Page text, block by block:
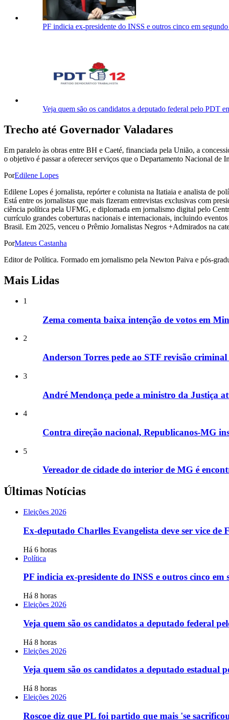
PF indicia ex-presidente do INSS e outros cinco em
Veja quem são os candidatos a deputado federal pelo PDT
Trecho até Governador Valadares
Em paralelo às obras entre BH e Caeté, financiada pela União, a
o objetivo é passar a oferecer serviços que o Departamento Nacional de
PorEdilene Lopes
Edilene Lopes é jornalista, repórter e colunista na Itatiaia e analista de
Está entre os jornalistas que mais fizeram entrevistas exclusivas com
ciência política pela UFMG, e diplomada em jornalismo digital pelo
currículo grandes coberturas nacionais e internacionais, incluindo
Brasil. Em 2025, venceu o Prêmio Jornalistas Negros +Admirados na
PorMateus Castanha
Editor de Política. Formado em jornalismo pela Newton Paiva e pós-
Mais Lidas
1
Zema comenta baixa intenção de votos em
2
Anderson Torres pede ao STF revisão
3
André Mendonça pede a ministro da Justiça
4
Contra direção nacional, Republicanos-MG
5
Vereador de cidade do interior de MG é
Últimas Notícias
Eleições 2026
Ex-deputado Charlles Evangelista deve ser vice
Há 6 horas
Política
PF indicia ex-presidente do INSS e outros cinco em
Há 8 horas
Eleições 2026
Veja quem são os candidatos a deputado federal
Há 8 horas
Eleições 2026
Veja quem são os candidatos a deputado estadual
Há 8 horas
Eleições 2026
Roscoe diz que PL foi partido que mais 'se